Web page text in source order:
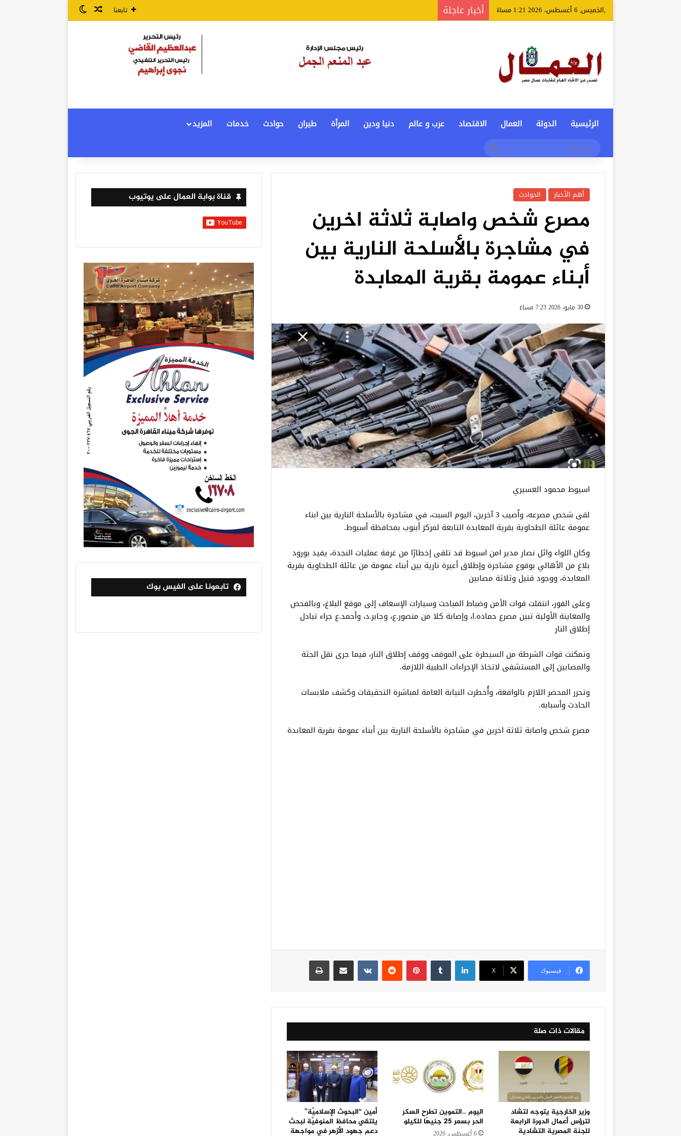
,الخميس, 6 أغسطس، 2026 1:21 مساءً أخبار عاجلة تابعنا مقال عشوائي
الوضع المظلم
الرئيسية الدولة العمال الاقتصاد عرب و عالم دنيا ودين المرأة طيران حوادث خدمات
المزيد
أهم الأخبار الحوادث
مصرع شخص واصابة ثلاثة اخرين
في مشاجرة بالأسلحة النارية بين
أبناء عمومة بقرية المعابدة
30 مايو، 2026 7:23 مساءً
اسيوط محمود العسيري
لقى شخص مصرعه، واُصيب 3 آخرين، اليوم السبت، في مشاجرة بالأسلحة النارية بين ابناء
عمومة عائلة الطحاوية بقرية المعابدة التابعة لمركز أبنوب بمحافظة أسيوط.
وكان اللواء وائل نصار مدير امن اسيوط قد تلقى إخطارًا من غرفة عمليات النجدة، يفيد بورود
بلاغ من الأهالي بوقوع مشاجرة وإطلاق أعيرة نارية بين أبناء عمومة من عائلة الطحاوية بقرية
المعابدة، ووجود قتيل وثلاثة مصابين
وعلى الفور، انتقلت قوات الأمن وضباط المباحث وسيارات الإسعاف إلى موقع البلاغ، وبالفحص
والمعاينة الأولية تبين مصرع حماده.ا، وإصابة كلا من منصور.ع، وجابر.د، وأحمد.ع جراء تبادل
إطلاق النار
وتمكنت قوات الشرطة من السيطرة على الموقف ووقف إطلاق النار، فيما جرى نقل الجثة
والمصابين إلى المستشفى لاتخاذ الإجراءات الطبية اللازمة.
وتحرر المحضر اللازم بالواقعة، وأُخطرت النيابة العامة لمباشرة التحقيقات وكشف ملابسات
الحادث وأسبابه.
مصرع شخص واصابة ثلاثة اخرين في مشاجرة بالأسلحة النارية بين أبناء عمومة بقرية المعابدة
فيسبوك ‫X
لينكدإن بينتيريست
مقالات ذات صلة
وزير الخارجية يتوجه لتشاد
لترؤس أعمال الدورة الرابعة
للجنة المصرية التشادية
اليوم ..التموين تطرح السكر
الحر بسعر 25 جنيهًا للكيلو
6 أغسطس، 2026
أمين “البحوث الإسلاميَّة”
يلتقي محافظ المنوفيَّة لبحث
دعم جهود الأزهر في مواجهة
قناة بوابة العمال على يوتيوب
تابعونا على الفيس بوك